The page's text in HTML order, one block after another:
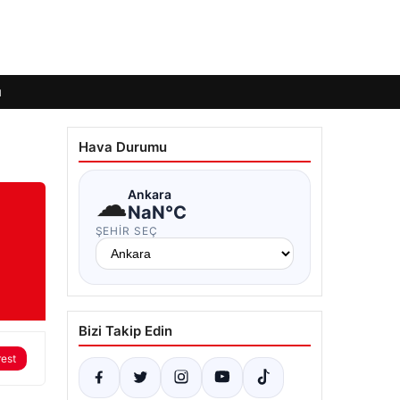
Hava Durumu
☁Ankara
NaN°C
ŞEHIR SEÇ
Bizi Takip Edin